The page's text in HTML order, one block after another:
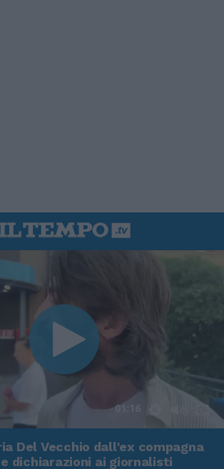
01:16
Del Vecchio dall'ex compagna
dichiarazioni ai giornalisti